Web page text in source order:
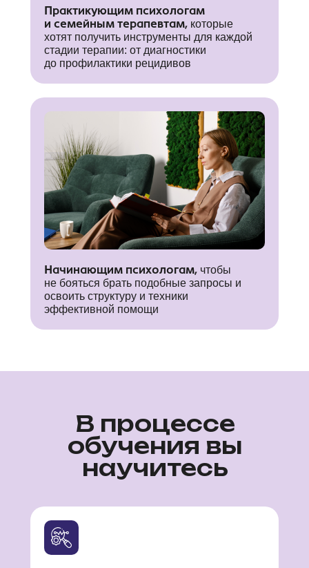
Практикующим психологам
и семейным терапевтам, которые
хотят получить инструменты для каждой
стадии терапии: от диагностики
до профилактики рецидивов
Начинающим психологам, чтобы
не бояться брать подобные запросы и
освоить структуру и техники
эффективной помощи
В процессе
обучения вы
научитесь